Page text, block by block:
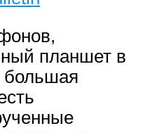
планшет в
большая